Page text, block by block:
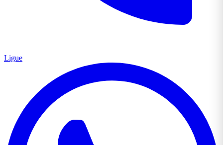
Ligue